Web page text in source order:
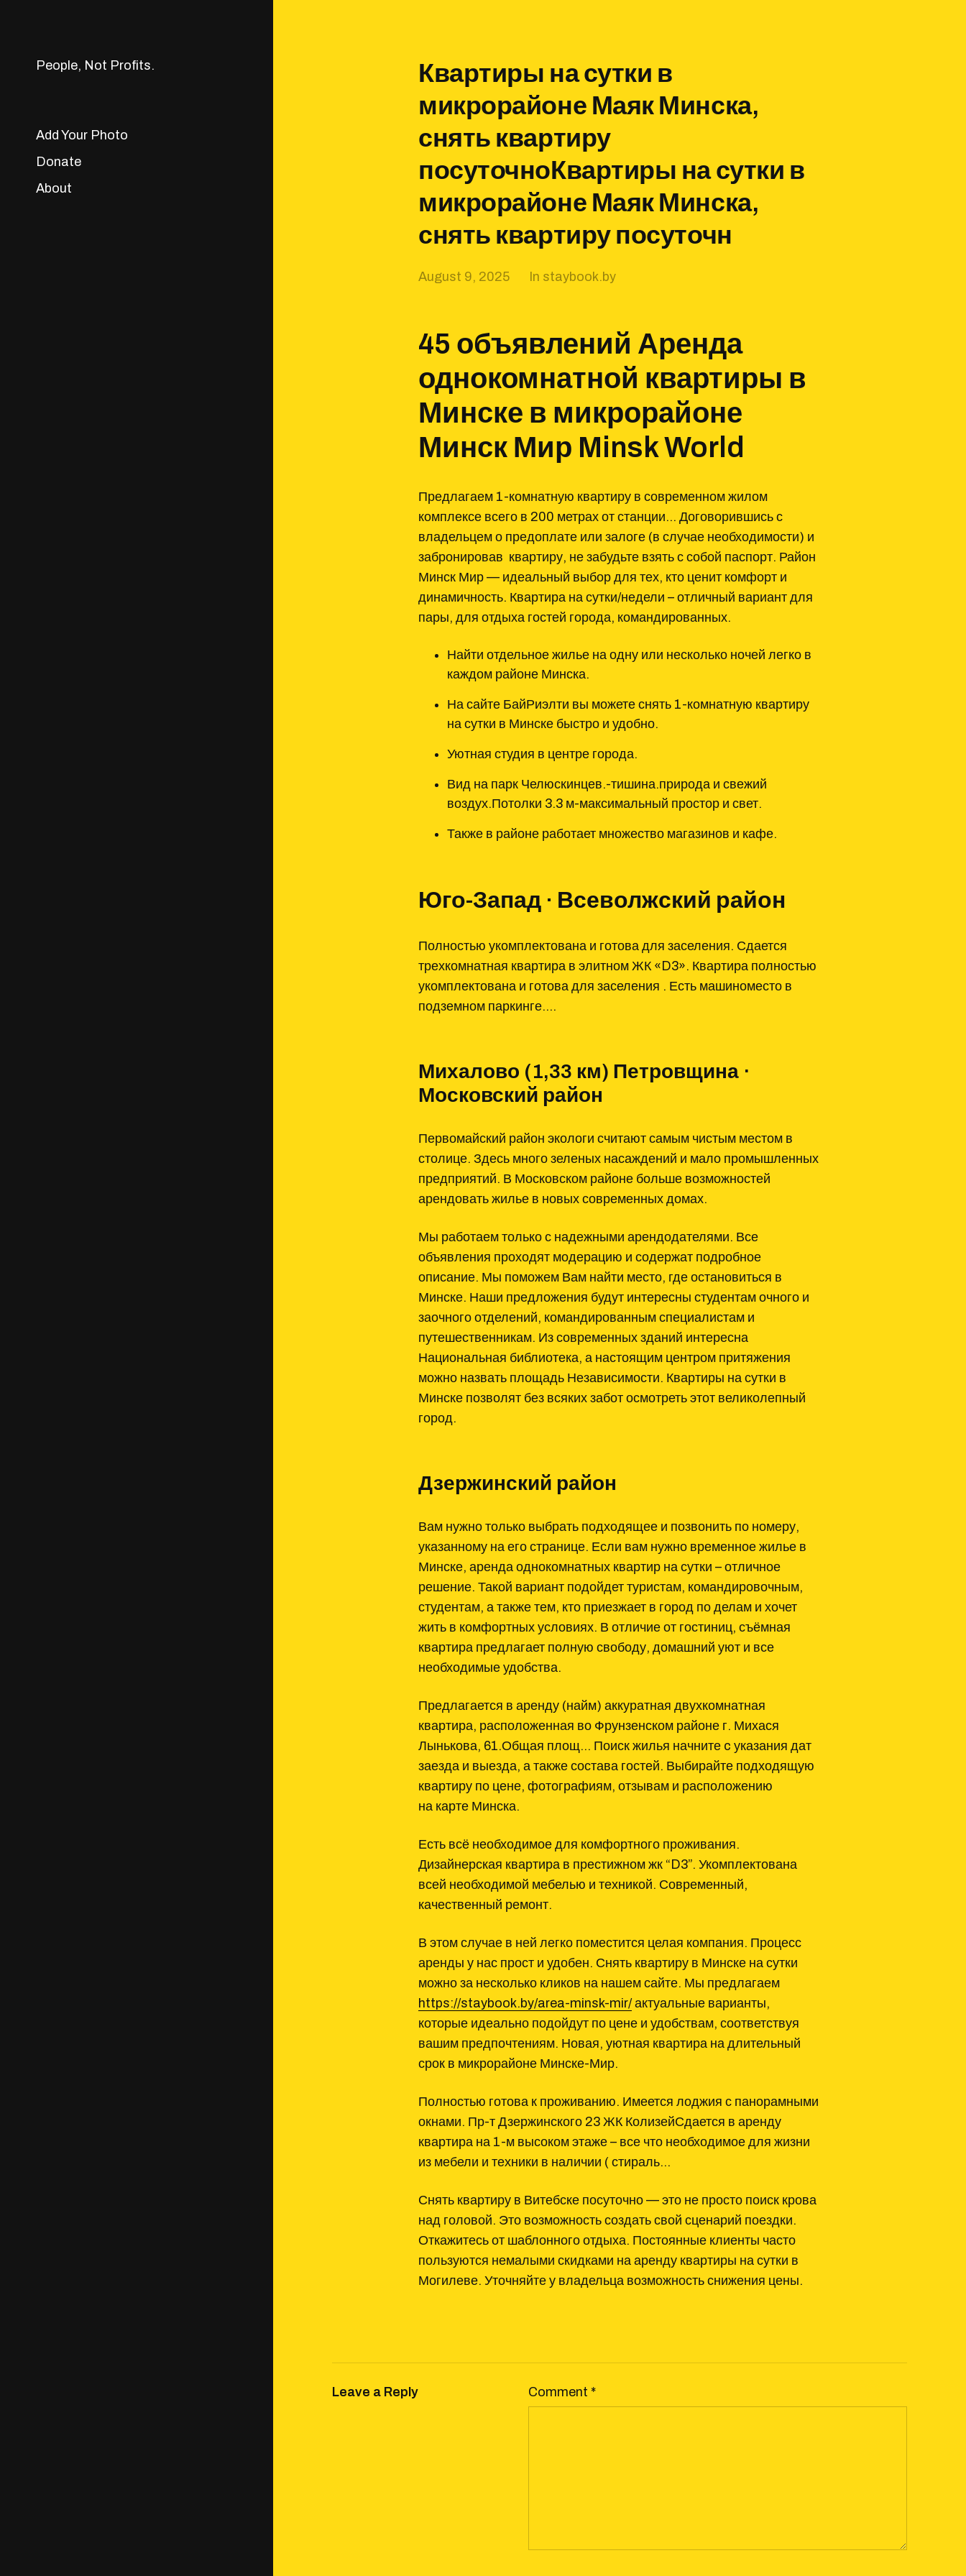
People, Not Profits.
Add Your Photo
Donate
About
Квартиры на сутки в
микрорайоне Маяк Минска,
снять квартиру
посуточноКвартиры на сутки в
микрорайоне Маяк Минска,
снять квартиру посуточн
August 9, 2025 In staybook.by
45 объявлений Аренда
однокомнатной квартиры в
Минске в микрорайоне
Минск Мир Minsk World
Предлагаем 1-комнатную квартиру в современном жилом
комплексе всего в 200 метрах от станции… Договорившись с
владельцем о предоплате или залоге (в случае необходимости) и
забронировав квартиру, не забудьте взять с собой паспорт. Район
Минск Мир — идеальный выбор для тех, кто ценит комфорт и
динамичность. Квартира на сутки/недели – отличный вариант для
пары, для отдыха гостей города, командированных.
Найти отдельное жилье на одну или несколько ночей легко в
каждом районе Минска.
На сайте БайРиэлти вы можете снять 1-комнатную квартиру
на сутки в Минске быстро и удобно.
Уютная студия в центре города.
Вид на парк Челюскинцев.-тишина.природа и свежий
воздух.Потолки 3.3 м-максимальный простор и свет.
Также в районе работает множество магазинов и кафе.
Юго-Запад · Всеволжский район
Полностью укомплектована и готова для заселения. Сдается
трехкомнатная квартира в элитном ЖК «D3». Квартира полностью
укомплектована и готова для заселения . Есть машиноместо в
подземном паркинге….
Михалово (1,33 км) Петровщина ·
Московский район
Первомайский район экологи считают самым чистым местом в
столице. Здесь много зеленых насаждений и мало промышленных
предприятий. В Московском районе больше возможностей
арендовать жилье в новых современных домах.
Мы работаем только с надежными арендодателями. Все
объявления проходят модерацию и содержат подробное
описание. Мы поможем Вам найти место, где остановиться в
Минске. Наши предложения будут интересны студентам очного и
заочного отделений, командированным специалистам и
путешественникам. Из современных зданий интересна
Национальная библиотека, а настоящим центром притяжения
можно назвать площадь Независимости. Квартиры на сутки в
Минске позволят без всяких забот осмотреть этот великолепный
город.
Дзержинский район
Вам нужно только выбрать подходящее и позвонить по номеру,
указанному на его странице. Если вам нужно временное жилье в
Минске, аренда однокомнатных квартир на сутки – отличное
решение. Такой вариант подойдет туристам, командировочным,
студентам, а также тем, кто приезжает в город по делам и хочет
жить в комфортных условиях. В отличие от гостиниц, съёмная
квартира предлагает полную свободу, домашний уют и все
необходимые удобства.
Предлагается в аренду (найм) аккуратная двухкомнатная
квартира, расположенная во Фрунзенском районе г. Михася
Лынькова, 61.Общая площ… Поиск жилья начните c указания дат
заезда и выезда, а также состава гостей. Выбирайте подходящую
квартиру по цене, фотографиям, отзывам и расположению
на карте Минска.
Есть всё необходимое для комфортного проживания.
Дизайнерская квартира в престижном жк “D3”. Укомплектована
всей необходимой мебелью и техникой. Современный,
качественный ремонт.
В этом случае в ней легко поместится целая компания. Процесс
аренды у нас прост и удобен. Снять квартиру в Минске на сутки
можно за несколько кликов на нашем сайте. Мы предлагаем
https://staybook.by/area-minsk-mir/актуальные варианты,
которые идеально подойдут по цене и удобствам, соответствуя
вашим предпочтениям. Новая, уютная квартира на длительный
срок в микрорайоне Минске-Мир.
Полностью готова к проживанию. Имеется лоджия с панорамными
окнами. Пр-т Дзержинского 23 ЖК КолизейСдается в аренду
квартира на 1-м высоком этаже – все что необходимое для жизни
из мебели и техники в наличии ( стираль…
Снять квартиру в Витебске посуточно — это не просто поиск крова
над головой. Это возможность создать свой сценарий поездки.
Откажитесь от шаблонного отдыха. Постоянные клиенты часто
пользуются немалыми скидками на аренду квартиры на сутки в
Могилеве. Уточняйте у владельца возможность снижения цены.
Leave a Reply Comment *